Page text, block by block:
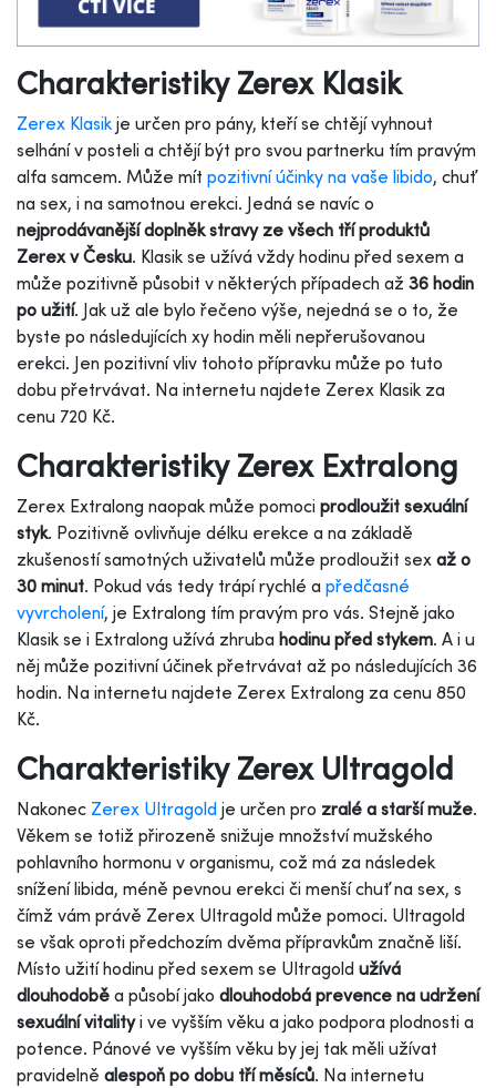
Charakteristiky Zerex Klasik
Zerex Klasikje určen pro pány, kteří se chtějí vyhnout
selhání v posteli a chtějí být pro svou partnerku tím pravým
alfa samcem. Může mít pozitivní účinky na vaše libido, chuť
na sex, i na samotnou erekci. Jedná se navíc o
nejprodávanější doplněk stravy ze všech tří produktů
Zerex v Česku. Klasik se užívá vždy hodinu před sexem a
může pozitivně působit v některých případech až 36 hodin
po užití. Jak už ale bylo řečeno výše, nejedná se o to, že
byste po následujících xy hodin měli nepřerušovanou
erekci. Jen pozitivní vliv tohoto přípravku může po tuto
dobu přetrvávat. Na internetu najdete Zerex Klasik za
cenu 720 Kč.
Charakteristiky Zerex Extralong
Zerex Extralong naopak může pomoci prodloužit sexuální
styk. Pozitivně ovlivňuje délku erekce a na základě
zkušeností samotných uživatelů může prodloužit sex až o
30 minut. Pokud vás tedy trápí rychlé a předčasné
vyvrcholení, je Extralong tím pravým pro vás. Stejně jako
Klasik se i Extralong užívá zhruba hodinu před stykem. A i u
něj může pozitivní účinek přetrvávat až po následujících 36
hodin. Na internetu najdete Zerex Extralong za cenu 850
Kč.
Charakteristiky Zerex Ultragold
Nakonec Zerex Ultragold je určen pro zralé a starší muže.
Věkem se totiž přirozeně snižuje množství mužského
pohlavního hormonu v organismu, což má za následek
snížení libida, méně pevnou erekci či menší chuť na sex, s
čímž vám právě Zerex Ultragold může pomoci. Ultragold
se však oproti předchozím dvěma přípravkům značně liší.
Místo užití hodinu před sexem se Ultragold užívá
dlouhodobě a působí jako dlouhodobá prevence na udržení
sexuální vitalityi ve vyšším věku a jako podpora plodnosti a
potence. Pánové ve vyšším věku by jej tak měli užívat
pravidelně alespoň po dobu tří měsíců. Na internetu